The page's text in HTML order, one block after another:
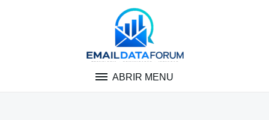
ABRIR MENU